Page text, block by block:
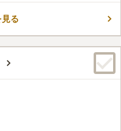
おり、文京区指定有形文化財に
。
る